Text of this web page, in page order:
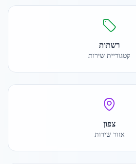
רשתות
קטגוריית שירות
צפון
אזור שירות